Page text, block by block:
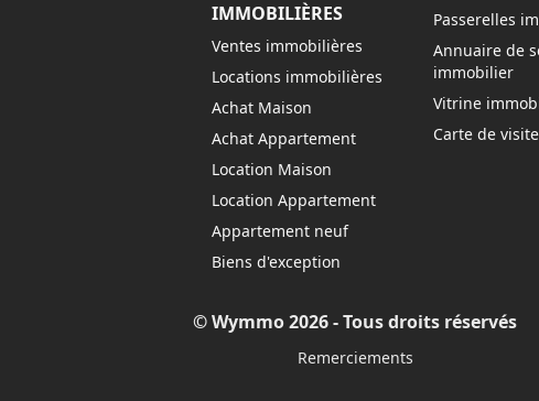
IMMOBILIÈRES
Ventes immobilières
Locations immobilières
Achat Maison
Achat Appartement
Location Maison
Location Appartement
Appartement neuf
Biens d'exception
Passerelles
Annuaire de
immobilier
Vitrine
Carte de
© Wymmo 2026 - Tous droits réservés
Remerciements